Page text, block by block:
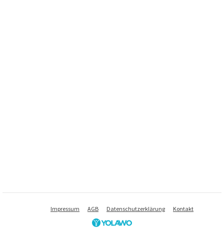
Impressum AGB Datenschutzerklärung Kontakt